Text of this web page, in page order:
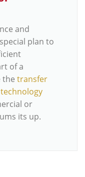
and
plan to
of a
the transfer
or
its up.